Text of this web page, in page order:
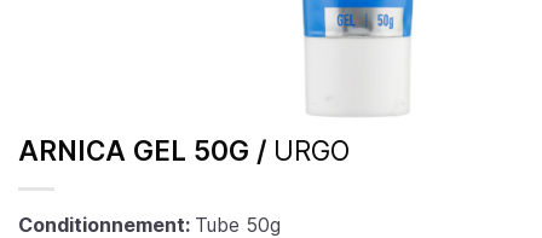
ARNICA GEL 50G / URGO
Conditionnement: Tube 50g